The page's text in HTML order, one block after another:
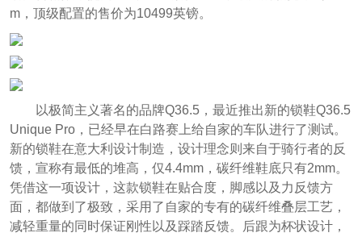
m，顶级配置的售价为10499英镑。
以极简主义著名的品牌Q36.5，最近推出新的锁鞋Q36.5
Unique Pro，已经早在白路赛上给自家的车队进行了测试。
新的锁鞋在意大利设计制造，设计理念则来自于骑行者的反
馈，宣称有最低的堆高，仅4.4mm，碳纤维鞋底只有2mm。
凭借这一项设计，这款锁鞋在贴合度，脚感以及力反馈方
面，都做到了极致，采用了自家的专有的碳纤维叠层工艺，
减轻重量的同时保证刚性以及踩踏反馈。后跟为杯状设计，